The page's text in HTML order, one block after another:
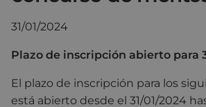
31/01/2024
Plazo de inscripción abierto para
El plazo de inscripción para los
está abierto desde el 31/01/2024